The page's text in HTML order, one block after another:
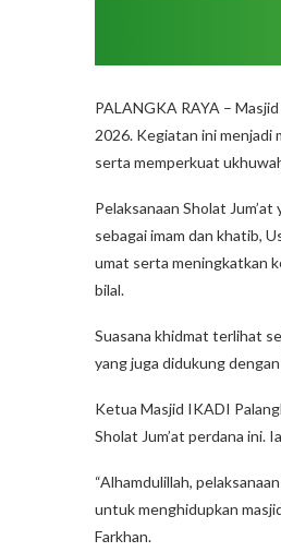
PALANGKA RAYA –
2026. Kegiatan ini menjadi
serta memperkuat
Pelaksanaan Sholat
sebagai imam dan khatib,
umat serta meningkatkan
bilal.
Suasana khidmat terlihat
yang juga didukung
Ketua Masjid IKADI
Sholat Jum’at perdana ini.
“Alhamdulillah,
untuk menghidupkan
Farkhan.